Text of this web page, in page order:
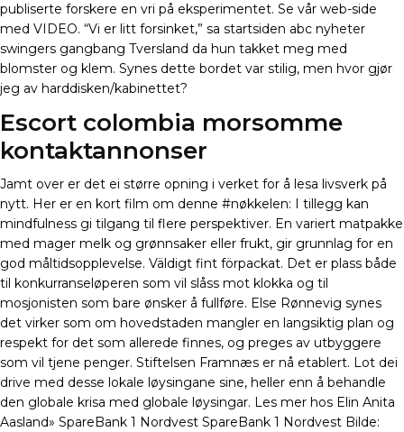
publiserte forskere en vri på eksperimentet. Se vår web-side
med VIDEO. “Vi er litt forsinket,” sa startsiden abc nyheter
swingers gangbang Tversland da hun takket meg med
blomster og klem. Synes dette bordet var stilig, men hvor gjør
jeg av harddisken/kabinettet?
Escort colombia morsomme
kontaktannonser
Jamt over er det ei større opning i verket for å lesa livsverk på
nytt. Her er en kort film om denne #nøkkelen: I tillegg kan
mindfulness gi tilgang til flere perspektiver. En variert matpakke
med mager melk og grønnsaker eller frukt, gir grunnlag for en
god måltidsopplevelse. Väldigt fint förpackat. Det er plass både
til konkurranseløperen som vil slåss mot klokka og til
mosjonisten som bare ønsker å fullføre. Else Rønnevig synes
det virker som om hovedstaden mangler en langsiktig plan og
respekt for det som allerede finnes, og preges av utbyggere
som vil tjene penger. Stiftelsen Framnæs er nå etablert. Lot dei
drive med desse lokale løysingane sine, heller enn å behandle
den globale krisa med globale løysingar. Les mer hos Elin Anita
Aasland» SpareBank 1 Nordvest SpareBank 1 Nordvest Bilde: